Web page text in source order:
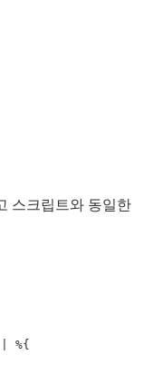
스크립트와 동일한
%{